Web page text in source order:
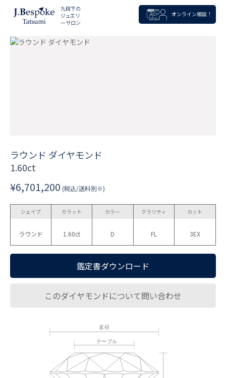
九段下の
ジュエリ
ーサロン
オンライン相談！
ラウンド ダイヤモンド
1.60ct
¥6,701,200 (税込/送料別※)
シェイプ
ラウンド
カラット
1.60ct
カラー
D
クラリティ
FL
カット
3EX
鑑定書ダウンロード
このダイヤモンドについて問い合わせ